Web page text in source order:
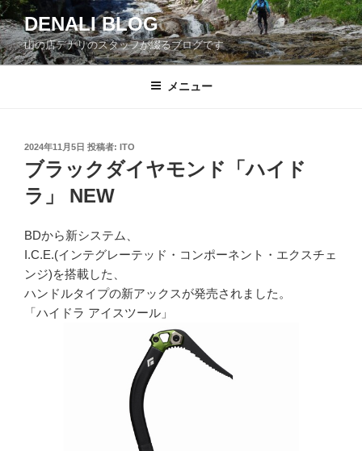
コ
ン
テ
ン
DENALI BLOG
山の店デナリのスタッフが綴るブログです
メニュー
投
日:
2024年11月5日 投稿者: ITO
ブラックダイヤモンド「ハイド
ラ」 NEW
BDから新システム、
I.C.E.(インテグレーテッド・コンポーネント・エクスチェ
ンジ)を搭載した、
ハンドルタイプの新アックスが発売されました。
「ハイドラ アイスツール」